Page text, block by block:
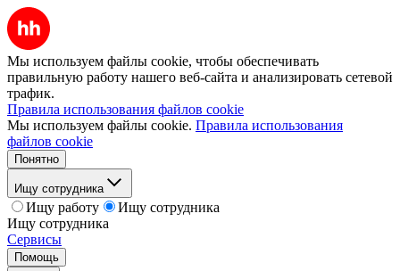
Мы используем файлы cookie, чтобы обеспечивать
правильную работу нашего веб-сайта и анализировать сетевой
трафик.
Правила использования файлов cookie
Мы используем файлы cookie. Правила использования
файлов cookie
Понятно
Ищу сотрудника
Ищу работу
Ищу сотрудника
Ищу сотрудника
Сервисы
Помощь